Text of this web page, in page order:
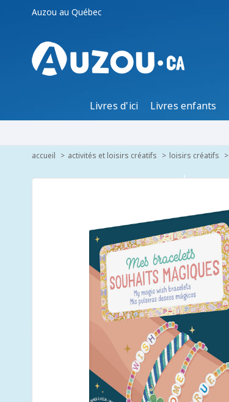
Auzou au Québec
Livres d'ici Livres enfants
accueil activités et loisirs créatifs loisirs créatifs